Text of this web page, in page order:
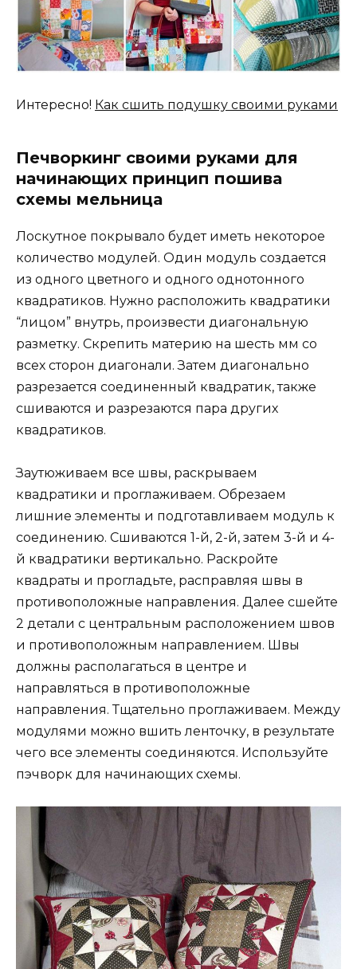
Интересно! Как сшить подушку своими руками
Печворкинг своими руками для
начинающих принцип пошива
схемы мельница
Лоскутное покрывало будет иметь некоторое
количество модулей. Один модуль создается
из одного цветного и одного однотонного
квадратиков. Нужно расположить квадратики
“лицом” внутрь, произвести диагональную
разметку. Скрепить материю на шесть мм со
всех сторон диагонали. Затем диагонально
разрезается соединенный квадратик, также
сшиваются и разрезаются пара других
квадратиков.
Заутюживаем все швы, раскрываем
квадратики и проглаживаем. Обрезаем
лишние элементы и подготавливаем модуль к
соединению. Сшиваются 1-й, 2-й, затем 3-й и 4-
й квадратики вертикально. Раскройте
квадраты и прогладьте, расправляя швы в
противоположные направления. Далее сшейте
2 детали с центральным расположением швов
и противоположным направлением. Швы
должны располагаться в центре и
направляться в противоположные
направления. Тщательно проглаживаем. Между
модулями можно вшить ленточку, в результате
чего все элементы соединяются. Используйте
пэчворк для начинающих схемы.